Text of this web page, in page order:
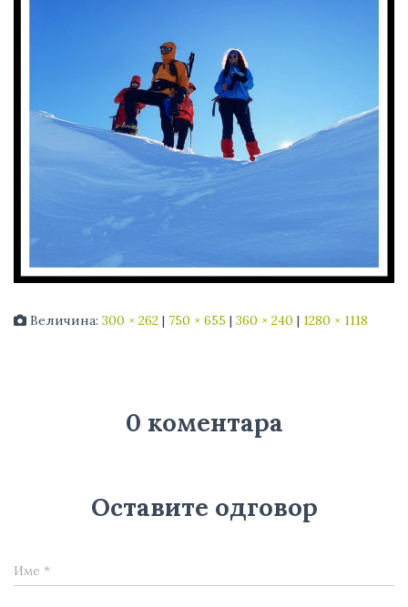
Величина: 300 × 262 | 750 × 655 | 360 × 240 | 1280 × 1118
0 коментара
Оставите одговор
Име *